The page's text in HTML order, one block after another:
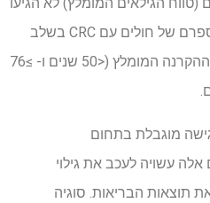
למספרים הצפויים. בינתיים, מספרם של חולים עם CRC בשלב
מאוחר ואלה מחוץ לטווח גילאי ההקרנה המומלץ (<50 שנים ו- ≥76
מוגבלת בתחום
עשויה לעכב את גילוי
תוצאות הבריאות. סוגיה